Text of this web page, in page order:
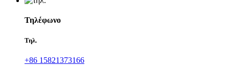
Τηλέφωνο
Τηλ.
+86 15821373166